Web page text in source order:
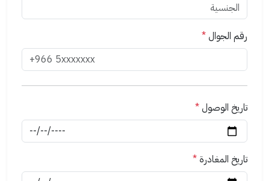
رقم الجوال*
تاريخ الوصول*
تاريخ المغادرة*